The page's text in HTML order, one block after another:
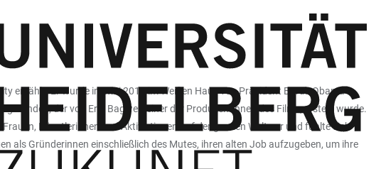
erzählt. Er wurde im Mai 2016 im Weißen Haus von Präsident Barak Obama
der von Erin Bagwell, einer der Produzentinnen des Films, erstellt wurde.
Künstlerinnen und Aktivistinnen auf der ganzen Welt vor und fühlte sich
als Gründerinnen einschließlich des Mutes, ihren alten Job aufzugeben, um ihre